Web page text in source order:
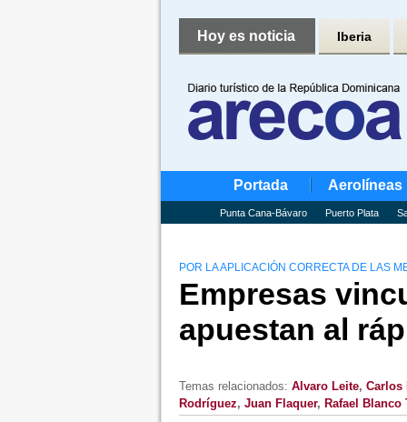
Hoy es noticia Iberia
Portada Aerolíneas
Punta Cana-Bávaro Puerto Plata
POR LA APLICACIÓN CORRECTA DE LAS
Empresas
apuestan al
Temas relacionados: Alvaro Leite, Carlos
Rodríguez, Juan Flaquer, Rafael Blanco